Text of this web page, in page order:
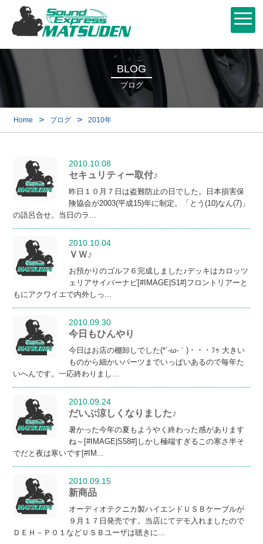
BLOG
ブログ
Home > ブログ > 2010年
2010.10.08
セキュリティー取付♪
昨日１０月７日は盗難防止の日でした。日本損害保
険協会が2003(平成15)年に制定。「とう(10)なん(7)」
の語呂合せ。当日のラ...
2010.10.04
ＶＷ♪
お預かりのゴルフ６完成しました♪デッキはカロッツ
ェリアサイバーナビ[#IMAGE|S1#]フロントリアーと
もにアクワイエで内外しっ...
2010.09.30
今日もひんやり
今日はお店の棚卸しでした(*´-ω-｀)・・・ﾌｩ 大きい
ものから細かいパーツまでいっぱいあるので毎年た
いへんです。一応終わりまし...
2010.09.24
だいぶ涼しくなりました♪
暑かった今年の夏もようやく終わった感があります
ね～[#IMAGE|S58#]しかし極端すぎるこの寒さ半そ
でだと夜は寒いです[#IM...
2010.09.15
新商品
オーディオテクニカ製ハイエンドＵＳＢケーブルが
９月１７日発売です。当店にてデモ入れましたので
ＤＥＨ－Ｐ０１などＵＳＢユーザは聴きに...